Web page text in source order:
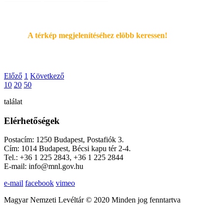
A térkép megjelenítéséhez elöbb keressen!
Előző 1 Következő
10 20 50
találat
Elérhetőségek
Postacím: 1250 Budapest, Postafiók 3.
Cím: 1014 Budapest, Bécsi kapu tér 2-4.
Tel.: +36 1 225 2843, +36 1 225 2844
E-mail: info@mnl.gov.hu
e-mail facebook vimeo
Magyar Nemzeti Levéltár © 2020 Minden jog fenntartva